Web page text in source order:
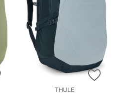
ZUR WUNSCHLISTE HINZUFÜGEN
ZUR
THULE